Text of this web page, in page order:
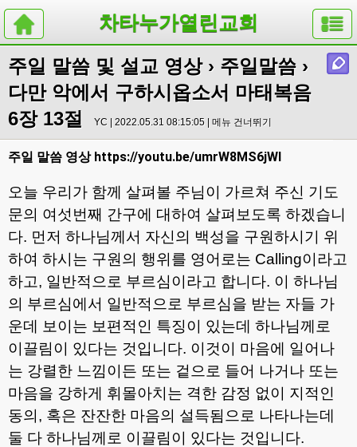
차타누가열린교회
주일 말씀 및 설교 영상› 주일말씀 ›
다만 악에서 구하시옵소서 마태복음
6장 13절
YC | 2022.05.31 08:15:05 | 메뉴 건너뛰기
주일 말씀 영상 https://youtu.be/umrW8MS6jWI
오늘 우리가 함께 살펴볼 주님이 가르쳐 주신 기도
문의 여섯번째 간구에 대하여 살펴보도록 하겠습니
다. 먼저 하나님께서 자신의 백성을 구원하시기 위
하여 하시는 구원의 행위를 영어로는 Calling이라고
하고, 일반적으로 부르심이라고 합니다. 이 하나님
의 부르심에서 일반적으로 부르심을 받는 자들 가
운데 보이는 보편적인 특징이 있는데 하나님께로
이끌림이 있다는 것입니다. 이것이 마음에 일어나
는 강렬한 느낌이든 또는 겉으로 들어 나거나 또는
마음을 강하게 휘몰아치는 격한 감정 없이 지적인
동의 , 혹은 잔잔한 마음의 설득됨으로 나타나는데
둘 다 하나님께로 이끌림이 있다는 것입니다.